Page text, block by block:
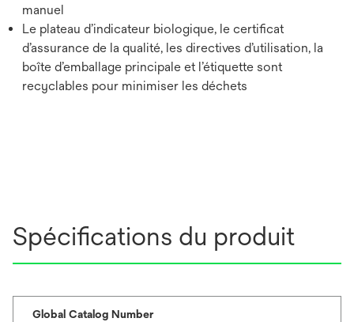
manuel
Le plateau d’indicateur biologique, le certificat
d’assurance de la qualité, les directives d’utilisation, la
boîte d’emballage principale et l’étiquette sont
recyclables pour minimiser les déchets
Spécifications du produit
Global Catalog Number